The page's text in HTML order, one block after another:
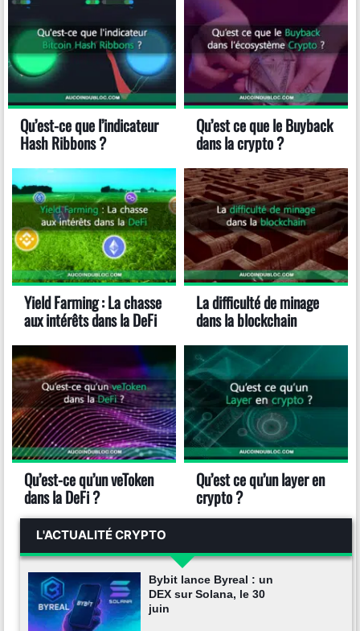
Qu’est-ce que l’indicateur
Hash Ribbons ?
Qu’est ce que le Buyback
dans la crypto ?
Yield Farming : La chasse
aux intérêts dans la DeFi
La difficulté de minage
dans la blockchain
Qu’est-ce qu’un veToken
dans la DeFi ?
Qu’est ce qu’un layer en
crypto ?
L'ACTUALITÉ CRYPTO
Bybit lance Byreal : un
DEX sur Solana, le 30
juin